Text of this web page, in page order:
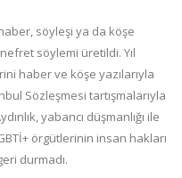
haber, söyleşi ya da köşe
nefret söylemi üretildi. Yıl
haber ve köşe yazılarıyla
Sözleşmesi tartışmalarıyla
yabancı düşmanlığı ile
örgütlerinin insan hakları
durmadı.